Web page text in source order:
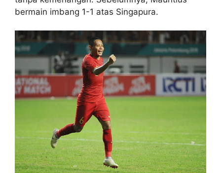
bermain imbang 1-1 atas Singapura.